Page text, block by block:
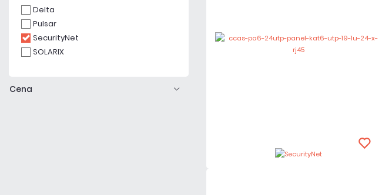
Delta
Pulsar
SecurityNet
SOLARIX
Cena